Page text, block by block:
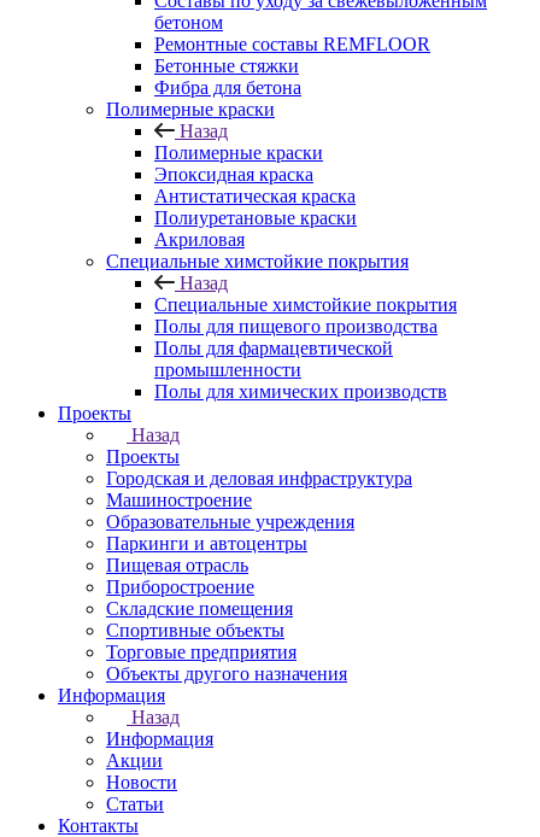
бетоном
Ремонтные составы REMFLOOR
Бетонные стяжки
Фибра для бетона
Полимерные краски
Назад
Полимерные краски
Эпоксидная краска
Антистатическая краска
Полиуретановые краски
Акриловая
Специальные химстойкие покрытия
Назад
Специальные химстойкие покрытия
Полы для пищевого производства
Полы для фармацевтической
промышленности
Полы для химических производств
Проекты
Назад
Проекты
Городская и деловая инфраструктура
Машиностроение
Образовательные учреждения
Паркинги и автоцентры
Пищевая отрасль
Приборостроение
Складские помещения
Спортивные объекты
Торговые предприятия
Объекты другого назначения
Информация
Назад
Информация
Акции
Новости
Статьи
Контакты